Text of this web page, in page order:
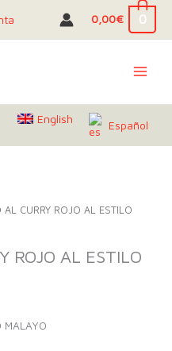
0,00€ 0
English Español
CURRY ROJO AL ESTILO
ROJO AL ESTILO
MALAYO